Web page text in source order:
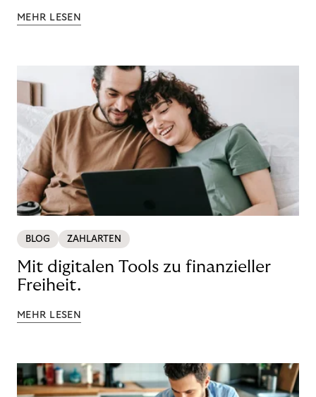
MEHR LESEN
BLOG ZAHLARTEN
Mit digitalen Tools zu finanzieller
Freiheit.
MEHR LESEN